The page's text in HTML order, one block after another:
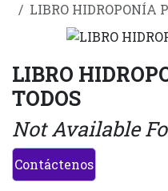
LIBRO HIDROPONÍA
LIBRO
TODOS
Not Available
Contáctenos